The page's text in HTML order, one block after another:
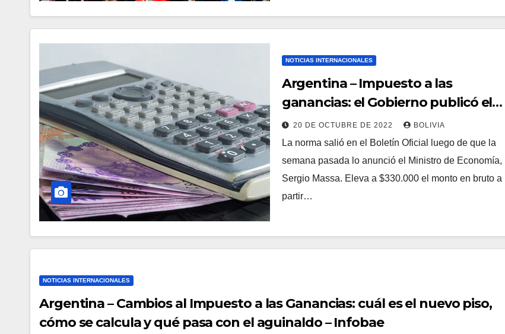
NOTICIAS INTERNACIONALES
Argentina – Impuesto a las
ganancias: el Gobierno publicó el
decreto que establece la suba del
mínimo no imponible
20 DE OCTUBRE DE 2022 BOLIVIA
La norma salió en el Boletín Oficial luego de que la
semana pasada lo anunció el Ministro de Economía,
Sergio Massa. Eleva a $330.000 el monto en bruto a
partir…
NOTICIAS INTERNACIONALES
Argentina – Cambios al Impuesto a las Ganancias: cuál es el nuevo piso,
cómo se calcula y qué pasa con el aguinaldo – Infobae